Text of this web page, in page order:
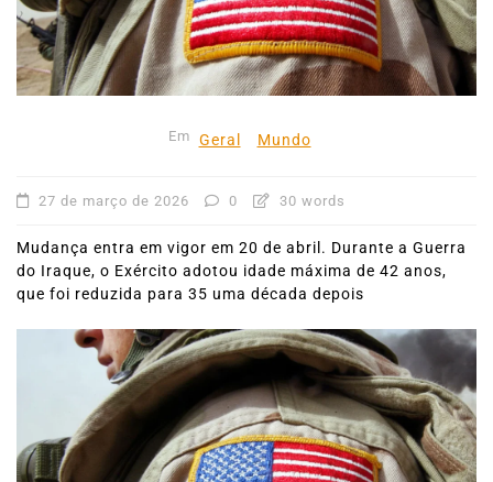
Em Geral Mundo
27 de março de 2026 0 30 words
Mudança entra em vigor em 20 de abril. Durante a Guerra
do Iraque, o Exército adotou idade máxima de 42 anos,
que foi reduzida para 35 uma década depois